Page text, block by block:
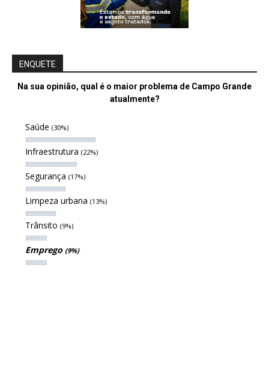
ENQUETE
Na sua opinião, qual é o maior problema de Campo Grande
atualmente?
Saúde (30%)
Infraestrutura (22%)
Segurança (17%)
Limpeza urbana (13%)
Trânsito (9%)
Emprego (9%)